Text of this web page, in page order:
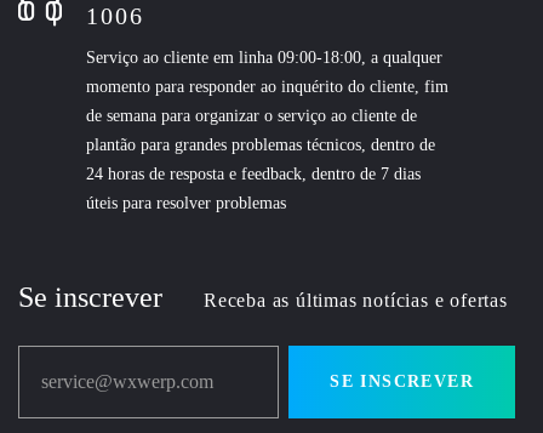
1006
Serviço ao cliente em linha 09:00-18:00, a qualquer
momento para responder ao inquérito do cliente, fim
de semana para organizar o serviço ao cliente de
plantão para grandes problemas técnicos, dentro de
24 horas de resposta e feedback, dentro de 7 dias
úteis para resolver problemas
Se inscrever Receba as últimas notícias e ofertas
service@wxwerp.com SE INSCREVER